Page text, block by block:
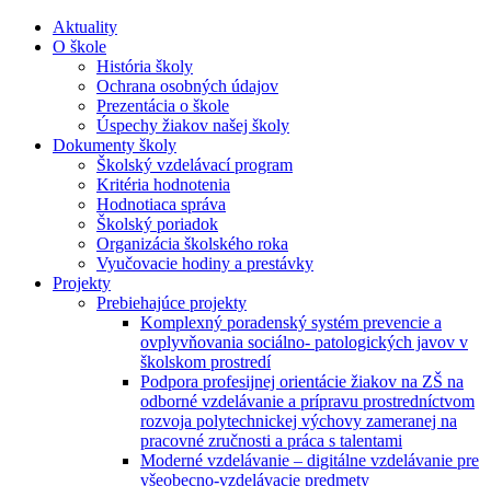
Aktuality
O škole
História školy
Ochrana osobných údajov
Prezentácia o škole
Úspechy žiakov našej školy
Dokumenty školy
Školský vzdelávací program
Kritéria hodnotenia
Hodnotiaca správa
Školský poriadok
Organizácia školského roka
Vyučovacie hodiny a prestávky
Projekty
Prebiehajúce projekty
Komplexný poradenský systém prevencie a
ovplyvňovania sociálno- patologických javov v
školskom prostredí
Podpora profesijnej orientácie žiakov na ZŠ na
odborné vzdelávanie a prípravu prostredníctvom
rozvoja polytechnickej výchovy zameranej na
pracovné zručnosti a práca s talentami
Moderné vzdelávanie – digitálne vzdelávanie pre
všeobecno-vzdelávacie predmety